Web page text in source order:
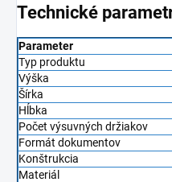
Technické
Parameter
Typ produktu
Výška
Šírka
Hĺbka
Počet výsuvných držiakov
Formát dokumentov
Konštrukcia
Materiál